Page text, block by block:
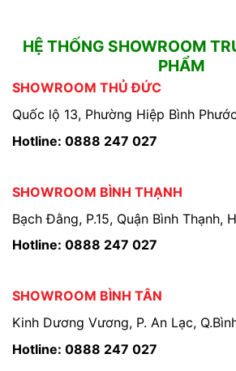
HỆ THỐNG SHOWROOM
PHẨM
SHOWROOM THỦ ĐỨC
Quốc lộ 13, Phường Hiệp Bình
Hotline: 0888 247 027
SHOWROOM BÌNH THẠNH
Bạch Đằng, P.15, Quận Bình Thạnh,
Hotline: 0888 247 027
SHOWROOM BÌNH TÂN
Kinh Dương Vương, P. An Lạc,
Hotline: 0888 247 027